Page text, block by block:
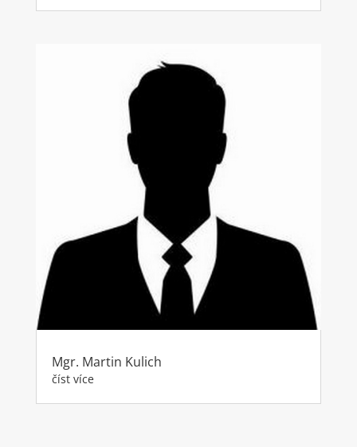
Mgr. Martin Kulich
číst více